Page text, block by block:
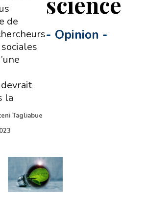
- Opinion -
de
la
Tagliabue